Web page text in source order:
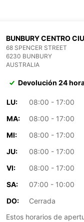
BUNBURY CENTRO
68 SPENCER STREET
6230 BUNBURY
AUSTRALIA
Devolución 24
LU:
08:00 - 17:00
MA:
08:00 - 17:00
MI:
08:00 - 17:00
JU:
08:00 - 17:00
VI:
08:00 - 17:00
SA:
07:00 - 10:00
DO:
Cerrada
Estos horarios de